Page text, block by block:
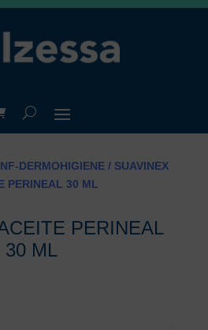
DERMOHIGIENE / SUAVINEX
PERINEAL 30 ML
PERINEAL
30 ML